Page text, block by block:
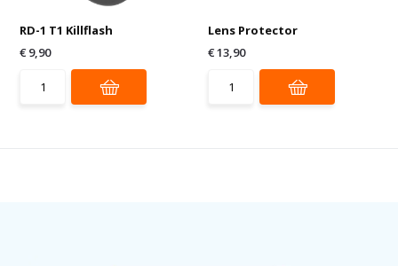
RD-1 T1 Killflash
€ 9,90
Lens Protector
€ 13,90